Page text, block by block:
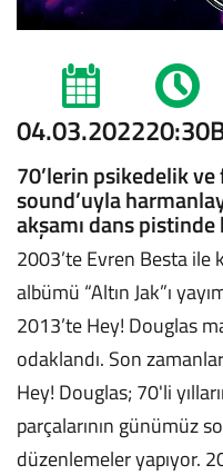
04.03.202220:30
70’lerin psikedelik ve
sound’uyla
akşamı dans
2003’te Evren Besta ile
albümü “Altın Jak”ı
2013’te Hey! Douglas
odaklandı. Son
Hey! Douglas; 70'li
parçalarının günümüz
düzenlemeler yapıyor.